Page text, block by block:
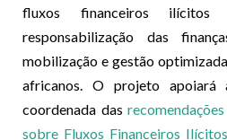
fluxos financeiros
responsabilização das
mobilização e gestão
africanos. O projeto apoiará
coordenada das
sobre Fluxos Financeiros Ilícitos